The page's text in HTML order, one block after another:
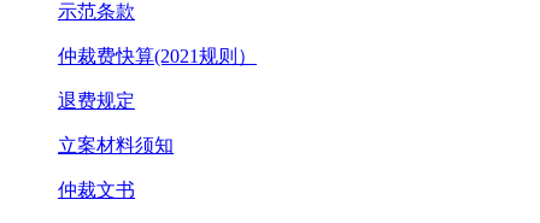
示范条款
仲裁费快算(2021规则）
退费规定
立案材料须知
仲裁文书